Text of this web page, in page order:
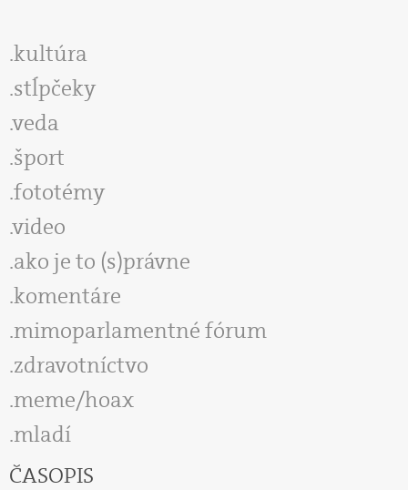
kultúra
stĺpčeky
veda
šport
fototémy
video
ako je to (s)právne
komentáre
mimoparlamentné fórum
zdravotníctvo
meme/hoax
mladí
ČASOPIS